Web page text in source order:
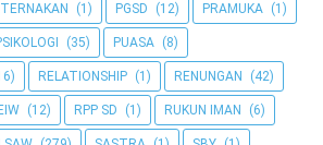
(1) PGSD (12) PRAMUKA (1)
(35) PUASA (8)
RELATIONSHIP (1) RENUNGAN (42)
(12) RPP SD (1) RUKUN IMAN (6)